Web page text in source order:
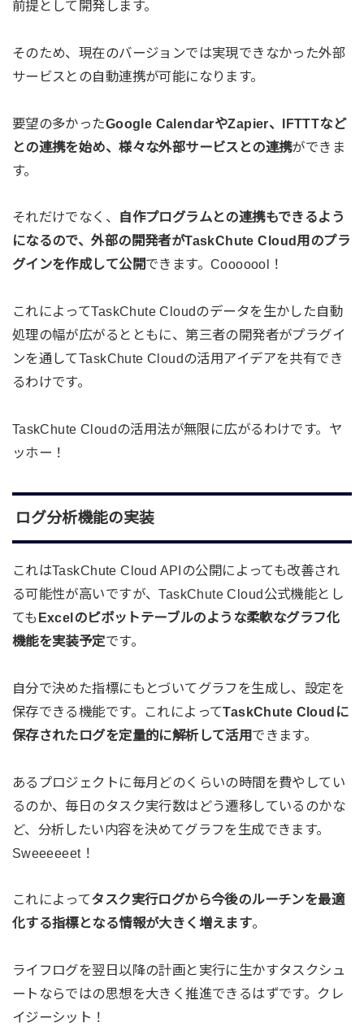
前提として開発します。
そのため、現在のバージョンでは実現できなかった外部
サービスとの自動連携が可能になります。
要望の多かったGoogle CalendarやZapier、IFTTTなど
との連携を始め、様々な外部サービスとの連携ができま
す。
それだけでなく、
自作プログラムとの連携もできるよう
になるので、外部の開発者がTaskChute Cloud用のプラ
グインを作成して公開できます。Cooooool！
これによってTaskChute Cloudのデータを生かした自動
処理の幅が広がるとともに、第三者の開発者がプラグイ
ンを通してTaskChute Cloudの活用アイデアを共有でき
るわけです。
TaskChute Cloudの活用法が無限に広がるわけです。ヤ
ッホー！
ログ分析機能の実装
これはTaskChute Cloud APIの公開によっても改善され
る可能性が高いですが、TaskChute Cloud公式機能とし
てもExcelのピボットテーブルのような柔軟なグラフ化
機能を実装予定です。
自分で決めた指標にもとづいてグラフを生成し、設定を
保存できる機能です。これによってTaskChute Cloudに
保存されたログを定量的に解析して活用できます。
あるプロジェクトに毎月どのくらいの時間を費やしてい
るのか、毎日のタスク実行数はどう遷移しているのかな
ど、分析したい内容を決めてグラフを生成できます。
Sweeeeeet！
これによってタスク実行ログから今後のルーチンを最適
化する指標となる情報が大きく増えます。
ライフログを翌日以降の計画と実行に生かすタスクシュ
ートならではの思想を大きく推進できるはずです。クレ
イジーシット！